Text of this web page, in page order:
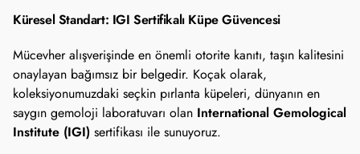
Küresel Standart: IGI Sertifikalı Küpe Güvencesi
Mücevher alışverişinde en önemli otorite kanıtı, taşın kalitesini
onaylayan bağımsız bir belgedir. Koçak olarak,
koleksiyonumuzdaki seçkin pırlanta küpeleri, dünyanın en
saygın gemoloji laboratuvarı olan International Gemological
Institute (IGI) sertifikası ile sunuyoruz.